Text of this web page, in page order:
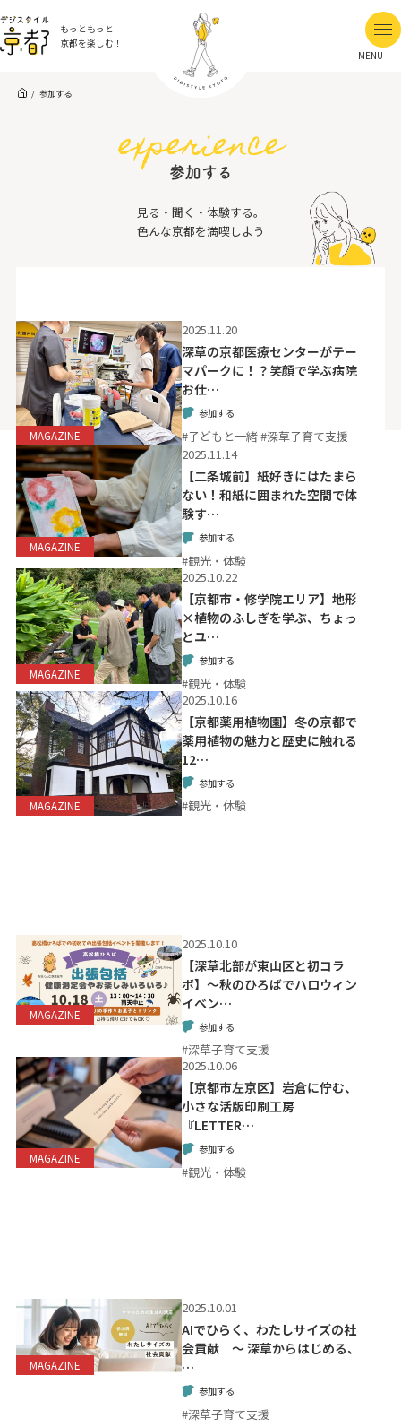
もっともっと
京都を楽しむ！
MENU
参加する
experience
参加する
見る・聞く・体験する。
色んな京都を満喫しよう
MAGAZINE
2025.11.20
深草の京都医療センターがテー
マパークに！？笑顔で学ぶ病院
お仕…
参加する
#子どもと一緒 #深草子育て支援
MAGAZINE
2025.11.14
【二条城前】紙好きにはたまら
ない！和紙に囲まれた空間で体
験す…
参加する
#観光・体験
MAGAZINE
2025.10.22
【京都市・修学院エリア】地形
×植物のふしぎを学ぶ、ちょっ
とユ…
参加する
#観光・体験
MAGAZINE
2025.10.16
【京都薬用植物園】冬の京都で
薬用植物の魅力と歴史に触れる
12…
参加する
#観光・体験
MAGAZINE
2025.10.10
【深草北部が東山区と初コラ
ボ】～秋のひろばでハロウィン
イベン…
参加する
#深草子育て支援
MAGAZINE
2025.10.06
【京都市左京区】岩倉に佇む、
小さな活版印刷工房
『LETTER…
参加する
#観光・体験
MAGAZINE
2025.10.01
AIでひらく、わたしサイズの社
会貢献 ～ 深草からはじめる、
…
参加する
#深草子育て支援